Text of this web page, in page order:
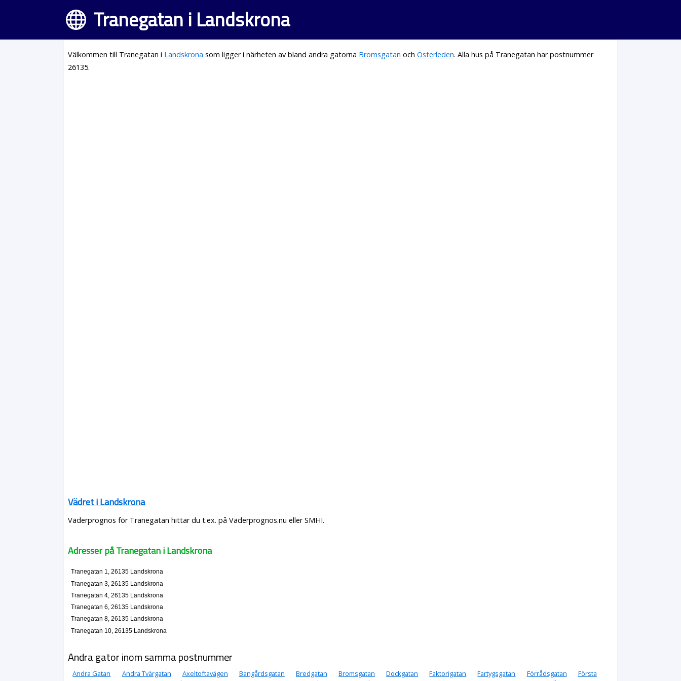
Tranegatan i Landskrona
Välkommen till Tranegatan i Landskrona som ligger i närheten av bland andra gatorna Bromsgatan ochÖsterleden. Alla hus på Tranegatan har postnummer
26135.
Vädret i Landskrona
Väderprognos för Tranegatan hittar du t.ex. på Väderprognos.nu eller SMHI.
Adresser på Tranegatan i Landskrona
Tranegatan 1, 26135 Landskrona
Tranegatan 3, 26135 Landskrona
Tranegatan 4, 26135 Landskrona
Tranegatan 6, 26135 Landskrona
Tranegatan 8, 26135 Landskrona
Tranegatan 10, 26135 Landskrona
Andra gator inom samma postnummer
Andra Gatan Andra Tvärgatan Axeltoftavägen Bangårdsgatan Bredgatan Bromsgatan Dockgatan Faktorigatan Fartygsgatan Förrådsgatan
Första